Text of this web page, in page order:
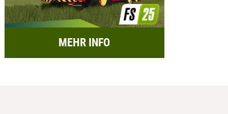
MEHR INFO